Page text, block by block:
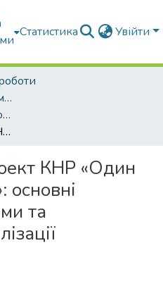
Статистика Увійти
Кваліфікаційні роботи магістрів
ОПП "Міжнародні відносини, суспільні комунікації та регіональні студії"
Стратегічний проект КНР «Один пояс, один шлях»: основні напрями, проблеми та перспективи реалізації
КНР «Один
основні
та